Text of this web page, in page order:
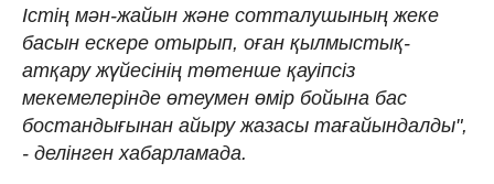
Істің мән-жайын және сотталушының жеке
басын ескере отырып, оған қылмыстық-
атқару жүйесінің төтенше қауіпсіз
мекемелерінде өтеумен өмір бойына бас
бостандығынан айыру жазасы тағайындалды",
- делінген хабарламада.